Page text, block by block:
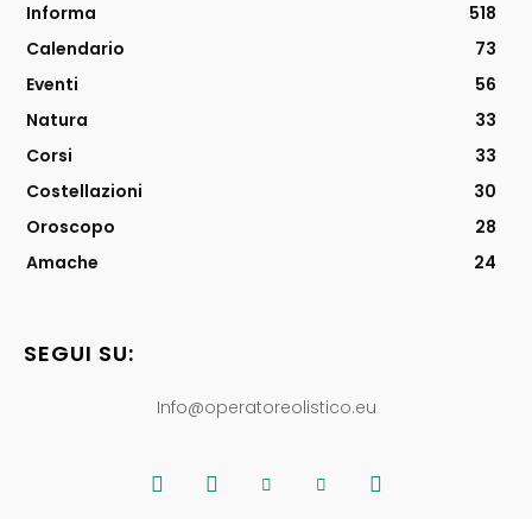
Informa
518
Calendario
73
Eventi
56
Natura
33
Corsi
33
Costellazioni
30
Oroscopo
28
Amache
24
SEGUI SU:
Info@operatoreolistico.eu